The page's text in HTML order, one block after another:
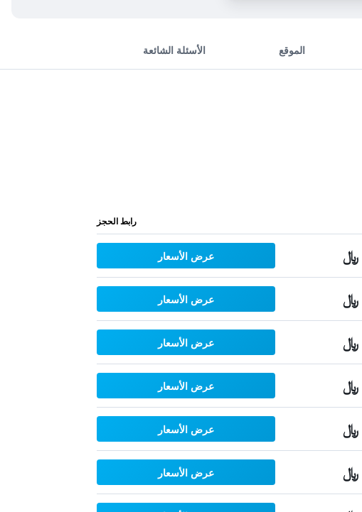
الموقع الأسئلة الشائعة
رابط الحجز
عرض الأسعار
عرض الأسعار
عرض الأسعار
عرض الأسعار
عرض الأسعار
عرض الأسعار